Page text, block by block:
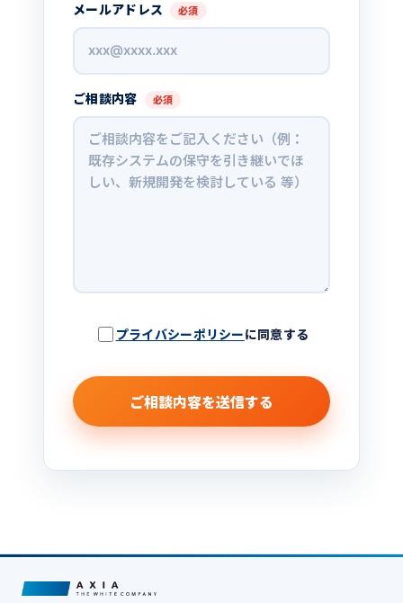
メールアドレス 必須
ご相談内容 必須
プライバシーポリシーに同意する
ご相談内容を送信する